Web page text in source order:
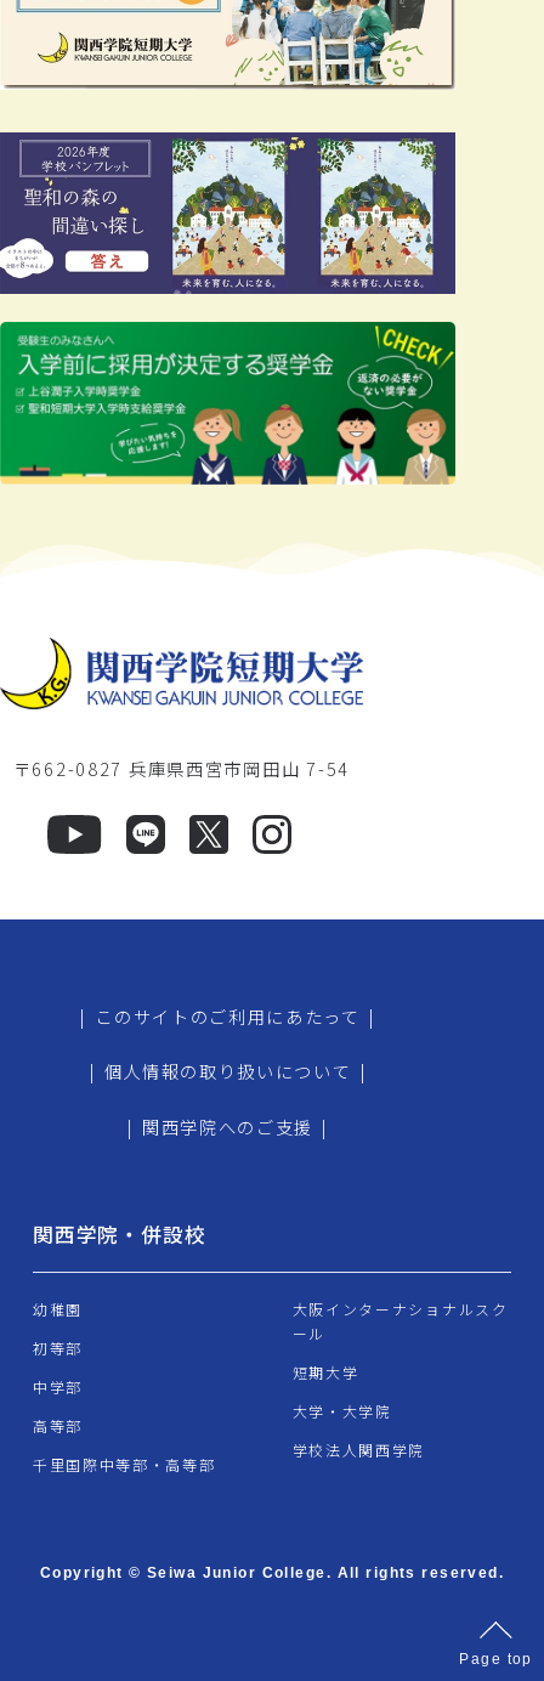
〒662-0827 兵庫県西宮市岡田山 7-54
| このサイトのご利用にあたって |
| 個人情報の取り扱いについて |
| 関西学院へのご支援 |
関西学院・併設校
幼稚園
初等部
中学部
高等部
千里国際中等部・高等部
大阪インターナショナルスク
ール
短期大学
大学・大学院
学校法人関西学院
Copyright © Seiwa Junior College. All rights reserved.